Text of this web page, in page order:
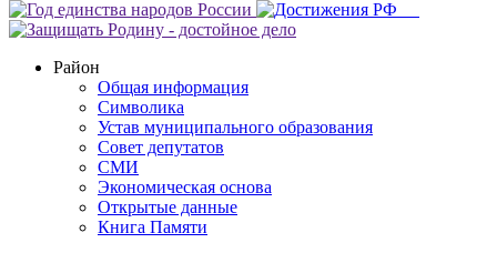
Район
Общая информация
Символика
Устав муниципального образования
Совет депутатов
СМИ
Экономическая основа
Открытые данные
Книга Памяти